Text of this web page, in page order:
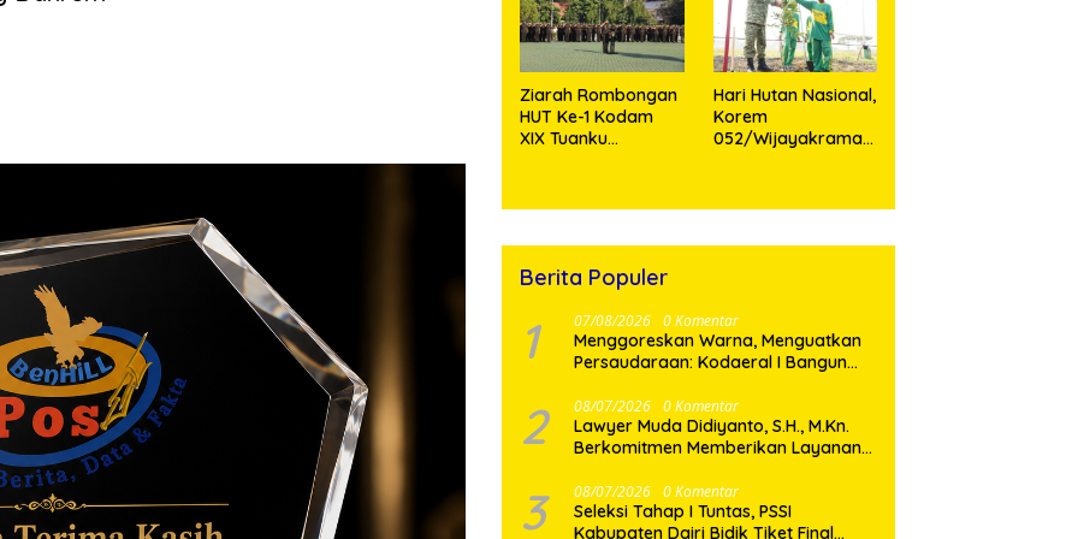
Personel
Ziarah Rombongan
HUT Ke-1 Kodam
XIX Tuanku
Hari Hutan Nasional,
Korem
052/Wijayakrama
Berita Populer
1 07/08/2026 0 Komentar
‎Menggoreskan Warna, Menguatkan
Persaudaraan: Kodaeral I Bangun
Pesisir
2 08/07/2026 0 Komentar
Lawyer Muda Didiyanto, S.H., M.Kn.
Berkomitmen Memberikan Layanan
Pada Keadilan
3 08/07/2026 0 Komentar
Seleksi Tahap I Tuntas, PSSI
Kabupaten Dairi Bidik Tiket Final